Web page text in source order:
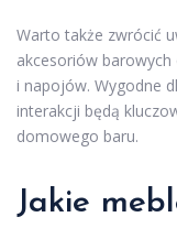
Warto także zwrócić
akcesoriów
i napojów. Wygodne
interakcji będą
domowego baru.
Jakie